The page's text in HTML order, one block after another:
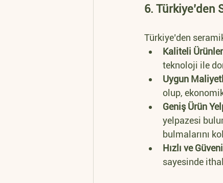
6. Türkiye’den
Türkiye’den
Kaliteli
teknoloji ile
Uygun
olup,
Geniş Ürün
yelpazesi
bulmalarını
Hızlı ve
sayesinde